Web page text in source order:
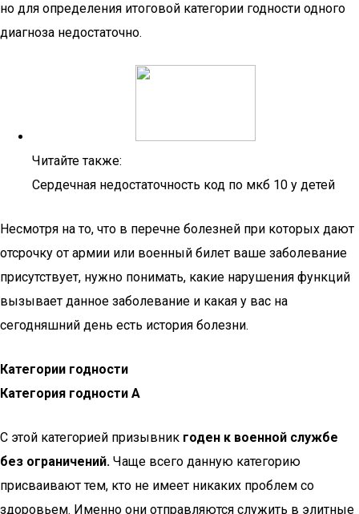
но для определения итоговой категории годности одного
диагноза недостаточно.
Читайте также:
Сердечная недостаточность код по мкб 10 у детей
Несмотря на то, что в перечне болезней при которых дают
отсрочку от армии или военный билет ваше заболевание
присутствует, нужно понимать, какие нарушения функций
вызывает данное заболевание и какая у вас на
сегодняшний день есть история болезни.
Категории годности
Категория годности А
С этой категорией призывник годен к военной службе
без ограничений. Чаще всего данную категорию
присваивают тем, кто не имеет никаких проблем со
здоровьем. Именно они отправляются служить в элитные